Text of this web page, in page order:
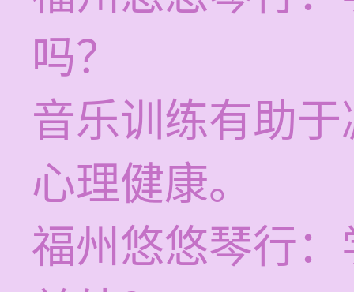
吗？
音乐训练有助
心理健康。
福州悠悠琴行